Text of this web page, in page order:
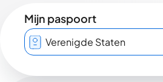
Mijn paspoort